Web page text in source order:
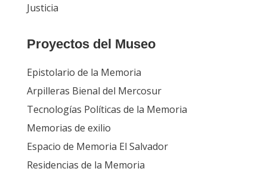
Justicia
Proyectos del Museo
Epistolario de la Memoria
Arpilleras Bienal del Mercosur
Tecnologías Políticas de la Memoria
Memorias de exilio
Espacio de Memoria El Salvador
Residencias de la Memoria